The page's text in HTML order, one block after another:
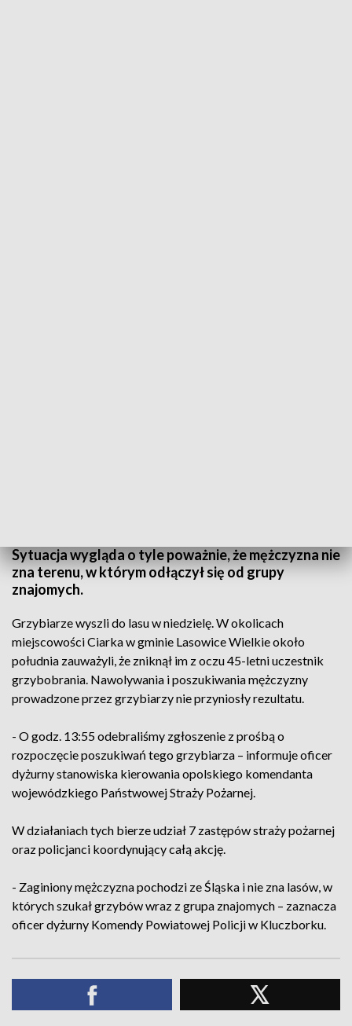
Sytuacja wygląda o tyle poważnie, że mężczyzna nie
zna terenu, w którym odłączył się od grupy
znajomych.
Grzybiarze wyszli do lasu w niedzielę. W okolicach
miejscowości Ciarka w gminie Lasowice Wielkie około
południa zauważyli, że zniknął im z oczu 45-letni uczestnik
grzybobrania. Nawolywania i poszukiwania mężczyzny
prowadzone przez grzybiarzy nie przyniosły rezultatu.
- O godz. 13:55 odebraliśmy zgłoszenie z prośbą o
rozpoczęcie poszukiwań tego grzybiarza – informuje oficer
dyżurny stanowiska kierowania opolskiego komendanta
wojewódzkiego Państwowej Straży Pożarnej.
W działaniach tych bierze udział 7 zastępów straży pożarnej
oraz policjanci koordynujący całą akcję.
- Zaginiony mężczyzna pochodzi ze Śląska i nie zna lasów, w
których szukał grzybów wraz z grupa znajomych – zaznacza
oficer dyżurny Komendy Powiatowej Policji w Kluczborku.